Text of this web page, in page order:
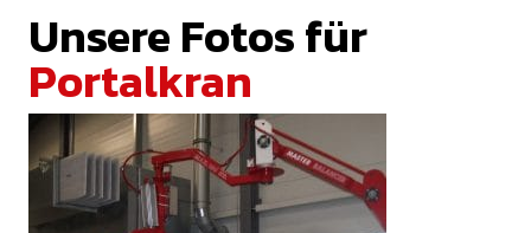
Unsere Fotos für
Portalkran